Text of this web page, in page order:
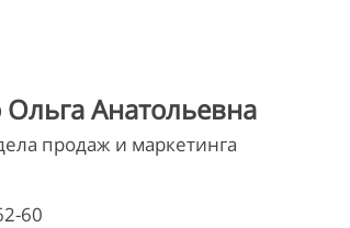
Ольга Анатольевна
продаж и маркетинга
60